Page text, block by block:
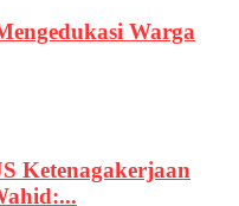
Warga
Ketenagakerjaan